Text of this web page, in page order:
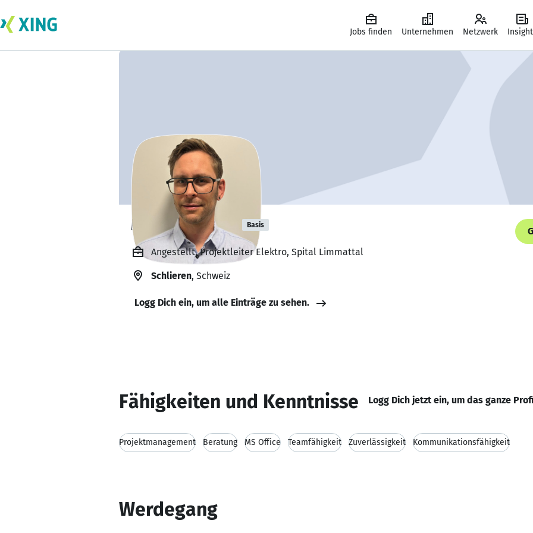
Jobs finden Unternehmen Netzwerk
Mathias Ringli Basis
Angestellt, Projektleiter Elektro, Spital Limmattal
Schlieren, Schweiz
Logg Dich ein, um alle Einträge zu sehen.
Fähigkeiten und Kenntnisse Logg Dich jetzt ein, um das ganze
Projektmanagement Beratung MS Office Teamfähigkeit Zuverlässigkeit Kommunikationsfähigkeit
Werdegang